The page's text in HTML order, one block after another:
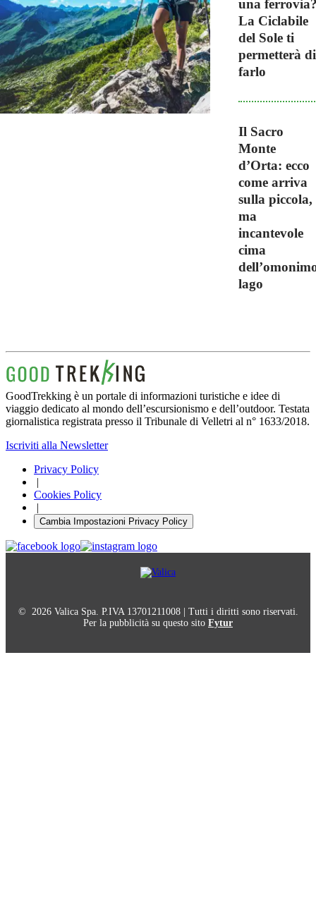
una
La Ciclabile
del Sole ti
permetterà di
farlo
Il Sacro
Monte
d’Orta: ecco
come arriva
sulla piccola,
ma
incantevole
cima
lago
GoodTrekking è un portale di informazioni turistiche e idee di
viaggio dedicato al mondo dell’escursionismo e dell’outdoor. Testata
giornalistica registrata presso il Tribunale di Velletri al n° 1633/2018.
Iscriviti alla Newsletter
Privacy Policy
|
Cookies Policy
|
Cambia Impostazioni Privacy Policy
© 2026 Valica Spa. P.IVA 13701211008 | Tutti i diritti sono riservati.
Per la pubblicità su questo sito Fytur